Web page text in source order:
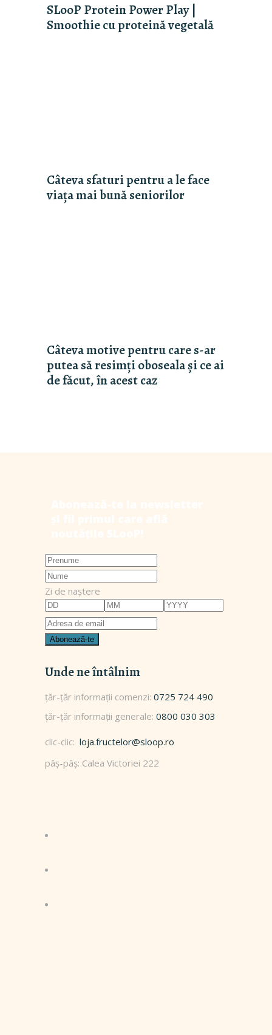
SLooP Protein Power Play |
Smoothie cu proteină vegetală
Câteva sfaturi pentru a le face
viața mai bună seniorilor
Câteva motive pentru care s-ar
putea să resimți oboseala și ce ai
de făcut, în acest caz
Zi de naștere
Unde ne întâlnim
0725 724 490
0800 030 303
clic-clic: loja.fructelor@sloop.ro